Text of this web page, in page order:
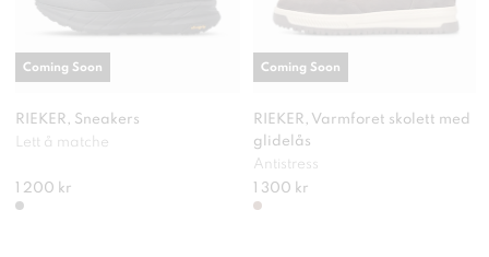
RIEKER, Sneakers
Lett å matche
1 200 kr
Coming Soon
RIEKER, Varmforet skolett med
glidelås
Antistress
1 300 kr
Coming Soon